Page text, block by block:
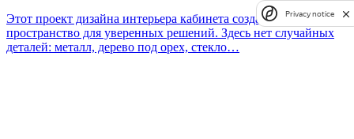
Этот проект дизайна интерьера кабинета создавался как
пространство для уверенных решений. Здесь нет случайных
деталей: металл, дерево под орех, стекло…
Privacy notice